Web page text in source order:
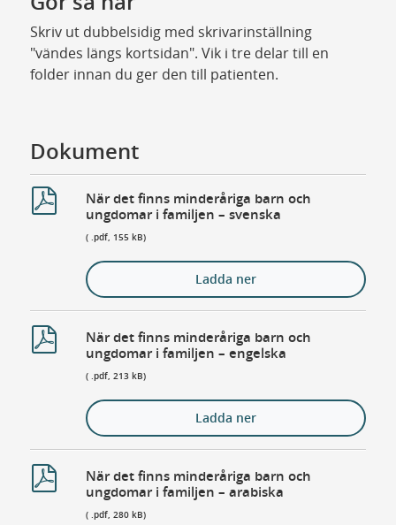
Skriv ut dubbelsidig med skrivarinställning
"vändes längs kortsidan". Vik i tre delar till en
folder innan du ger den till patienten.
Dokument
När det finns minderåriga barn och
ungdomar i familjen – svenska
( .pdf, 155 kB)
Ladda ner
När det finns minderåriga barn och
ungdomar i familjen – engelska
( .pdf, 213 kB)
Ladda ner
När det finns minderåriga barn och
ungdomar i familjen – arabiska
( .pdf, 280 kB)